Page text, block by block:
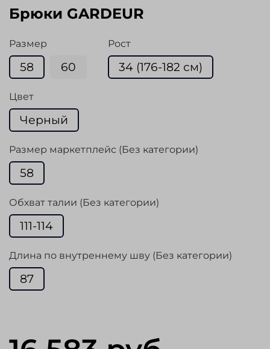
Брюки GARDEUR
Размер
58 60
Рост
34 (176-182 см)
Цвет
Черный
Размер маркетплейс (Без категории)
58
Обхват талии (Без категории)
111-114
Длина по внутреннему шву (Без категории)
87